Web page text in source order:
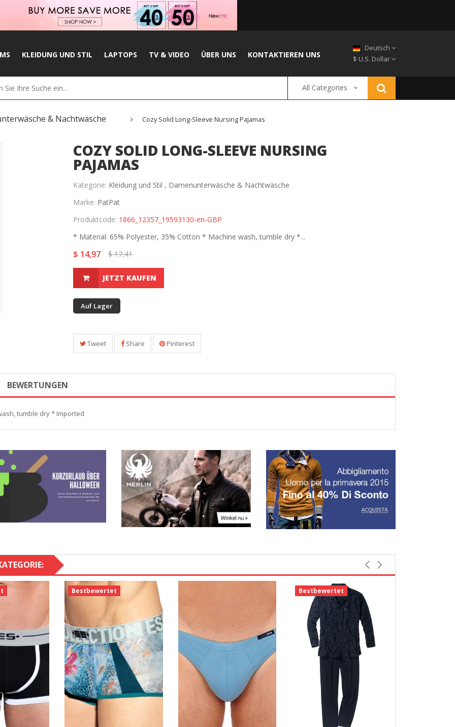
KLEIDUNG UND STIL LAPTOPS TV & VIDEO ÜBER UNS KONTAKTIEREN UNS
Deutsch
$ U.S. Dollar
All Categories
& Nachtwäsche Cozy Solid Long-Sleeve Nursing Pajamas
COZY SOLID LONG-SLEEVE NURSING
PAJAMAS
Kategorie: Kleidung und Stil , Damenunterwäsche & Nachtwäsche
Marke: PatPat
Produktcode: 1866_12357_19593130-en-GBP
* Material: 65% Polyester, 35% Cotton * Machine wash, tumble dry *...
$ 14,97 $ 17,41
JETZT KAUFEN
Auf Lager
Tweet Share Pinterest
BEWERTUNGEN
tumble dry * Imported
Bestbewertet Bestbewertet